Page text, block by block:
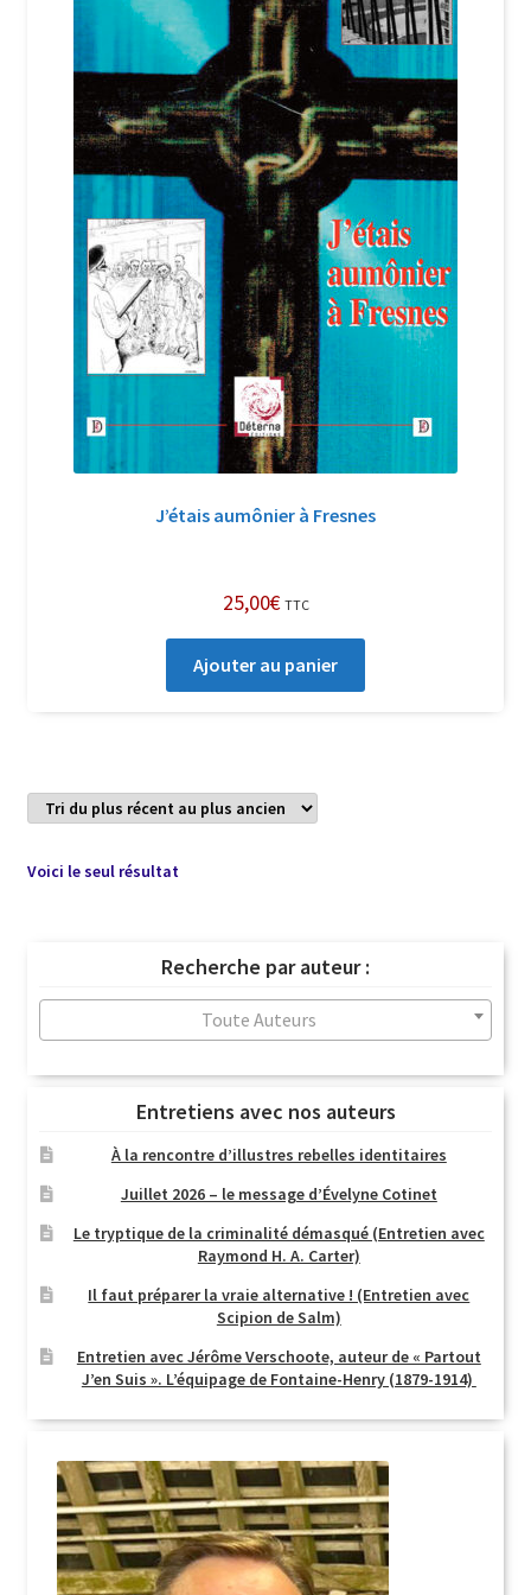
Login Customizer
Newsletter
Nous Contacter
Politique de confidentialité et cookies
Qui sommes-nous ?
Soutien à Philippe Randa
Suivi de la Commande
J’étais aumônier à Fresnes
25,00€ TTC
Ajouter au panier
Voici le seul résultat
Recherche par auteur :
Toute Auteurs
Entretiens avec nos auteurs
À la rencontre d’illustres rebelles identitaires
Juillet 2026 – le message d’Évelyne Cotinet
Le tryptique de la criminalité démasqué (Entretien avec
Raymond H. A. Carter)
Il faut préparer la vraie alternative ! (Entretien avec
Scipion de Salm)
Entretien avec Jérôme Verschoote, auteur de « Partout
J’en Suis ». L’équipage de Fontaine-Henry (1879-1914)